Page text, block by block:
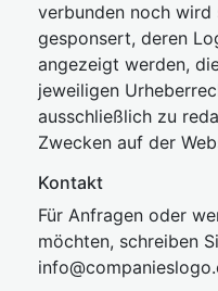
verbunden noch wird
gesponsert, deren
angezeigt werden,
jeweiligen
ausschließlich zu
Zwecken auf der
Kontakt
Für Anfragen oder
möchten, schreiben
info@companies